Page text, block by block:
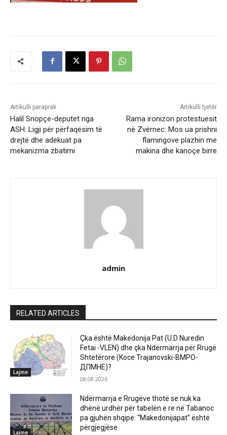
Artikulli paraprak
Halil Snopçe-deputet nga
ASH: Ligji për përfaqësim të
drejtë dhe adekuat pa
mekanizma zbatimi
Artikulli tjetër
Rama ironizon protestuesit
në Zvërnec: Mos ua prishni
flamingove plazhin me
makina dhe kanoçe birre
admin
RELATED ARTICLES
Lajme
Çka është Makedonija Pat (U.D Nuredin
Fetai -VLEN) dhe çka Ndërmarrja për Rrugë
Shtetërore (Koce Trajanovski-ВМРО-
ДПМНЕ)?
08.08.2026
Lajme
Ndërmarrja e Rrugëve thotë se nuk ka
dhënë urdhër për tabelën e re në Tabanoc
pa gjuhën shqipe: “Makedonijapat” është
përgjegjëse